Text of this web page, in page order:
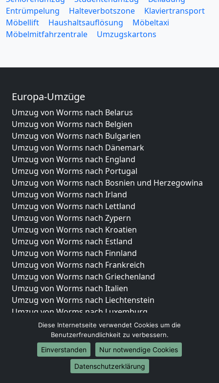
Entrümpelung
Halteverbotszone
Klaviertransport
Möbellift
Haushaltsauflösung
Möbeltaxi
Möbelmitfahrzentrale
Umzugskartons
Europa-Umzüge
Umzug von Worms nach Belarus
Umzug von Worms nach Belgien
Umzug von Worms nach Bulgarien
Umzug von Worms nach Dänemark
Umzug von Worms nach England
Umzug von Worms nach Portugal
Umzug von Worms nach Bosnien und Herzegowina
Umzug von Worms nach Irland
Umzug von Worms nach Lettland
Umzug von Worms nach Zypern
Umzug von Worms nach Kroatien
Umzug von Worms nach Estland
Umzug von Worms nach Finnland
Umzug von Worms nach Frankreich
Umzug von Worms nach Griechenland
Umzug von Worms nach Italien
Umzug von Worms nach Liechtenstein
Umzug von Worms nach Luxemburg
Umzug von Worms nach Niederlande
Umzug von Worms nach Norwegen
Umzüge-Deutschlandweit
Umzug von Worms nach Berlin
Diese Internetseite verwendet Cookies um die
Benutzerfreundlichkeit zu verbessern.
Einverstanden
Nur notwendige Cookies
Datenschutzerklärung